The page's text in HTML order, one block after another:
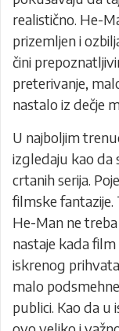
realistično. He-
prizemljen i
čini
preterivanje,
nastalo iz dečje
U najboljim
izgledaju kao da
crtanih serija.
filmske
He-Man ne
nastaje kada
iskrenog
malo
publici. Kao da u